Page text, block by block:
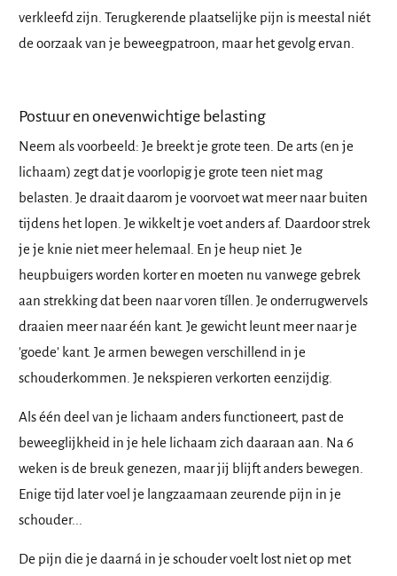
verkleefd zijn. Terugkerende plaatselijke pijn is meestal niét
de oorzaak van je beweegpatroon, maar het gevolg ervan.
Postuur en onevenwichtige belasting
Neem als voorbeeld: Je breekt je grote teen. De arts (en je
lichaam) zegt dat je voorlopig je grote teen niet mag
belasten. Je draait daarom je voorvoet wat meer naar buiten
tijdens het lopen. Je wikkelt je voet anders af. Daardoor strek
je je knie niet meer helemaal. En je heup niet. Je
heupbuigers worden korter en moeten nu vanwege gebrek
aan strekking dat been naar voren tíllen. Je onderrugwervels
draaien meer naar één kant. Je gewicht leunt meer naar je
'goede' kant. Je armen bewegen verschillend in je
schouderkommen. Je nekspieren verkorten eenzijdig.
Als één deel van je lichaam anders functioneert, past de
beweeglijkheid in je hele lichaam zich daaraan aan. Na 6
weken is de breuk genezen, maar jij blijft anders bewegen.
Enige tijd later voel je langzaamaan zeurende pijn in je
schouder...
De pijn die je daarná in je schouder voelt lost niet op met